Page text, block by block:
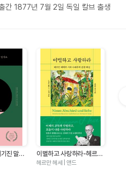
간 1877년 7월 2일 독일 칼브 출생
진 말아
으로
이별하고 사랑하라-헤르만
헤세의 시와 나태주의 공감
헤르만 헤세 | 앤드